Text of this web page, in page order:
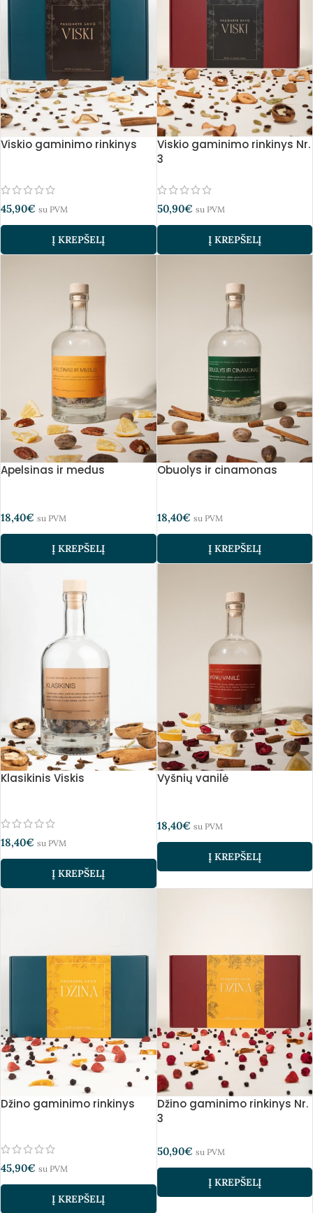
Viskio gaminimo rinkinys
45,90€ su PVM
Į KREPŠELĮ
Viskio gaminimo rinkinys Nr.
3
50,90€ su PVM
Į KREPŠELĮ
Apelsinas ir medus
18,40€ su PVM
Į KREPŠELĮ
Obuolys ir cinamonas
18,40€ su PVM
Į KREPŠELĮ
Klasikinis Viskis
18,40€ su PVM
Į KREPŠELĮ
Vyšnių vanilė
18,40€ su PVM
Į KREPŠELĮ
Džino gaminimo rinkinys
45,90€ su PVM
Į KREPŠELĮ
Džino gaminimo rinkinys Nr.
3
50,90€ su PVM
Į KREPŠELĮ